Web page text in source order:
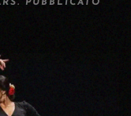
. PUBBLICATO